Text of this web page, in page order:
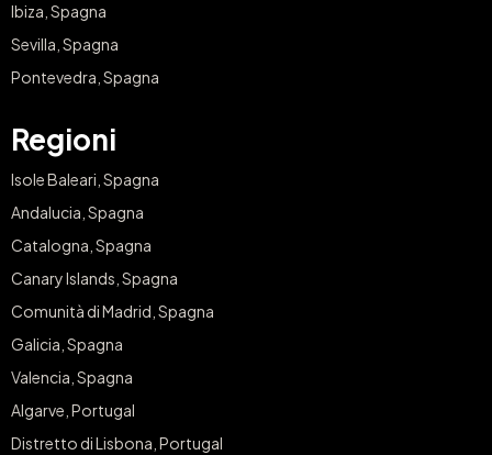
Ibiza, Spagna
Sevilla, Spagna
Pontevedra, Spagna
Regioni
Isole Baleari, Spagna
Andalucia, Spagna
Catalogna, Spagna
Canary Islands, Spagna
Comunità di Madrid, Spagna
Galicia, Spagna
Valencia, Spagna
Algarve, Portugal
Distretto di Lisbona, Portugal